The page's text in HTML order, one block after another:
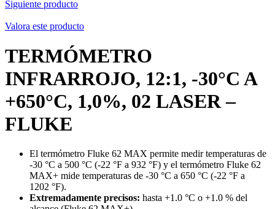
Siguiente producto
Valora este producto
TERMÓMETRO
INFRARROJO, 12:1, -30°C A
+650°C, 1,0%, 02 LASER –
FLUKE
El termómetro Fluke 62 MAX permite medir temperaturas de
-30 °C a 500 °C (-22 °F a 932 °F) y el termómetro Fluke 62
MAX+ mide temperaturas de -30 °C a 650 °C (-22 °F a
1202 °F).
Extremadamente precisos: hasta +1.0 °C o +1.0 % del